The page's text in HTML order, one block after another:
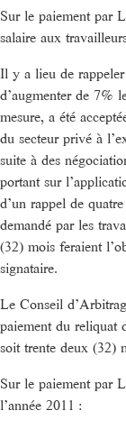
Sur le paiement par
salaire aux
Il y a lieu de
d’augmenter de 7%
mesure, a été
du secteur privé à
suite à des
portant sur
d’un rappel de
demandé par les
(32) mois feraient
signataire.
Le Conseil
paiement du reliquat
soit trente deux (32)
Sur le paiement par
l’année 2011 :